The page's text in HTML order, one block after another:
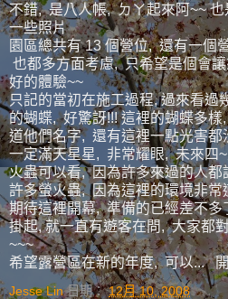
不錯, 是八人帳, ㄉㄚ起來阿~~
一些照片
園區總共有 13 個營位, 還有一個
也都多方面考慮, 只希望是個會
好的體驗~~
只記的當初在施工過程, 過來看過
的蝴蝶, 好驚訝!!! 這裡的蝴蝶多
道他們名字, 還有這裡一點光害
一定滿天星星, 非常耀眼, 未來四
火蟲可以看, 因為許多來過的人
許多螢火蟲, 因為這裡的環境非常
期待這裡開幕, 準備的已經差不
掛起, 就一直有遊客在問, 大家都
~~~
希望露營區在新的年度, 可以...
Jesse Lin 日期：12月 10, 2008